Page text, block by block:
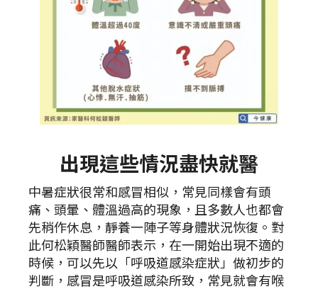
出現這些情況盡快就醫
中暑症狀很常和感冒相似，常見同樣會有頭
痛、頭暈、體溫過高的現象，且多數人也都會
先稍作休息，靜養一陣子等身體狀況恢復。對
此何松穎醫師醫師表示，在一開始出現不適的
時候，可以先以「呼吸道感染症狀」做初步的
判斷，感冒是呼吸道感染所致，常見就會有喉